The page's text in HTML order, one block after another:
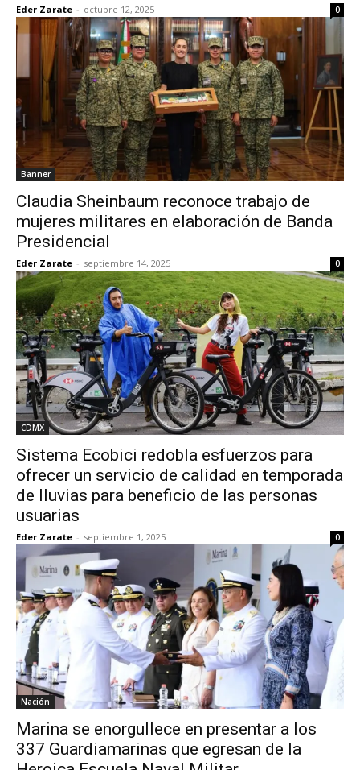
Eder Zarate - octubre 12, 2025 0
Banner
Claudia Sheinbaum reconoce trabajo de
mujeres militares en elaboración de Banda
Presidencial
Eder Zarate - septiembre 14, 2025 0
CDMX
Sistema Ecobici redobla esfuerzos para
ofrecer un servicio de calidad en temporada
de lluvias para beneficio de las personas
usuarias
Eder Zarate - septiembre 1, 2025 0
Nación
Marina se enorgullece en presentar a los
337 Guardiamarinas que egresan de la